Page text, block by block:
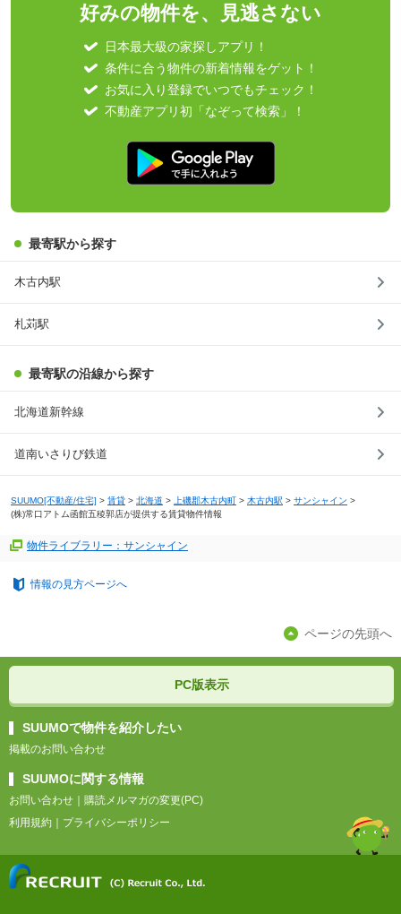
好みの物件を、見逃さない
日本最大級の家探しアプリ！
条件に合う物件の新着情報をゲット！
お気に入り登録でいつでもチェック！
不動産アプリ初「なぞって検索」！
最寄駅から探す
木古内駅
札苅駅
最寄駅の沿線から探す
北海道新幹線
道南いさりび鉄道
SUUMO[不動産/住宅] > 賃貸 > 北海道 > 上磯郡木古内町 > 木古内駅 > サンシャイン >
(株)常口アトム函館五稜郭店が提供する賃貸物件情報
物件ライブラリー：サンシャイン
情報の見方ページへ
ページの先頭へ
PC版表示
SUUMOで物件を紹介したい
掲載のお問い合わせ
SUUMOに関する情報
お問い合わせ
購読メルマガの変更(PC)
利用規約
プライバシーポリシー